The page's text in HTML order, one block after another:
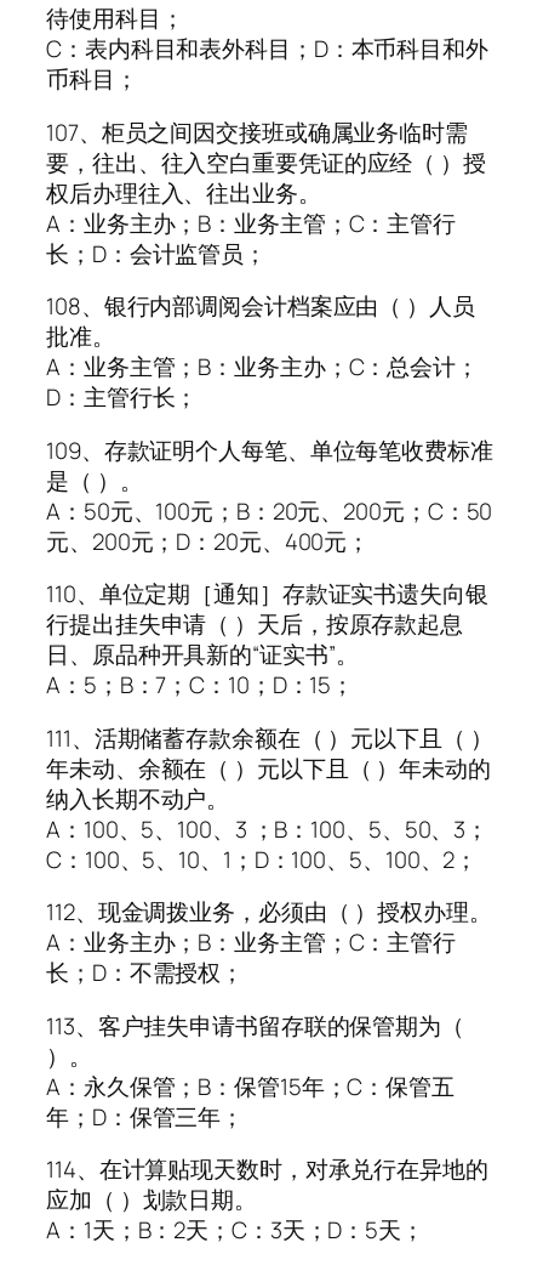
待使用科目；
C：表内科目和表外科目；D：本币科目和外
币科目；
107、柜员之间因交接班或确属业务临时需
要，往出、往入空白重要凭证的应经（ ）授
权后办理往入、往出业务。
A：业务主办；B：业务主管；C：主管行
长；D：会计监管员；
108、银行内部调阅会计档案应由（ ）人员
批准。
A：业务主管；B：业务主办；C：总会计；
D：主管行长；
109、存款证明个人每笔、单位每笔收费标准
是（ ）。
A：50元、100元；B：20元、200元；C：50
元、200元；D：20元、400元；
110、单位定期［通知］存款证实书遗失向银
行提出挂失申请（ ）天后，按原存款起息
日、原品种开具新的“证实书”。
A：5；B：7；C：10；D：15；
111、活期储蓄存款余额在（ ）元以下且（ ）
年未动、余额在（ ）元以下且（ ）年未动的
纳入长期不动户。
A：100、5、100、3 ；B：100、5、50、3；
C：100、5、10、1；D：100、5、100、2；
112、现金调拨业务，必须由（ ）授权办理。
A：业务主办；B：业务主管；C：主管行
长；D：不需授权；
113、客户挂失申请书留存联的保管期为（
）。
A：永久保管；B：保管15年；C：保管五
年；D：保管三年；
114、在计算贴现天数时，对承兑行在异地的
应加（ ）划款日期。
A：1天；B：2天；C：3天；D：5天；